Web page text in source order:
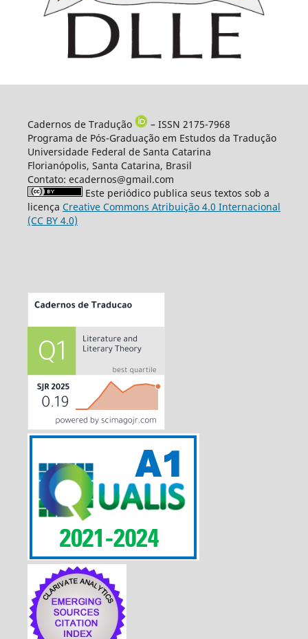
Cadernos de Tradução
– ISSN 2175-7968
Programa de Pós-Graduação em Estudos da Tradução
Universidade Federal de Santa Catarina
Florianópolis, Santa Catarina, Brasil
Contato: ecadernos@gmail.com
Este periódico publica seus textos sob a
licença Creative Commons Atribuição 4.0 Internacional
(CC BY 4.0)